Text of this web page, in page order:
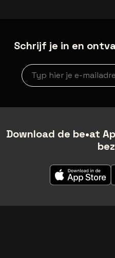
Schrijf je in en
Nieuwsbrief aanmelding
Download de be•at